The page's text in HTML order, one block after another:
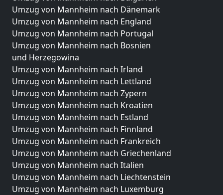
Umzug von Mannheim nach Dänemark
Umzug von Mannheim nach England
Umzug von Mannheim nach Portugal
Umzug von Mannheim nach Bosnien
und Herzegowina
Umzug von Mannheim nach Irland
Umzug von Mannheim nach Lettland
Umzug von Mannheim nach Zypern
Umzug von Mannheim nach Kroatien
Umzug von Mannheim nach Estland
Umzug von Mannheim nach Finnland
Umzug von Mannheim nach Frankreich
Umzug von Mannheim nach Griechenland
Umzug von Mannheim nach Italien
Umzug von Mannheim nach Liechtenstein
Umzug von Mannheim nach Luxemburg